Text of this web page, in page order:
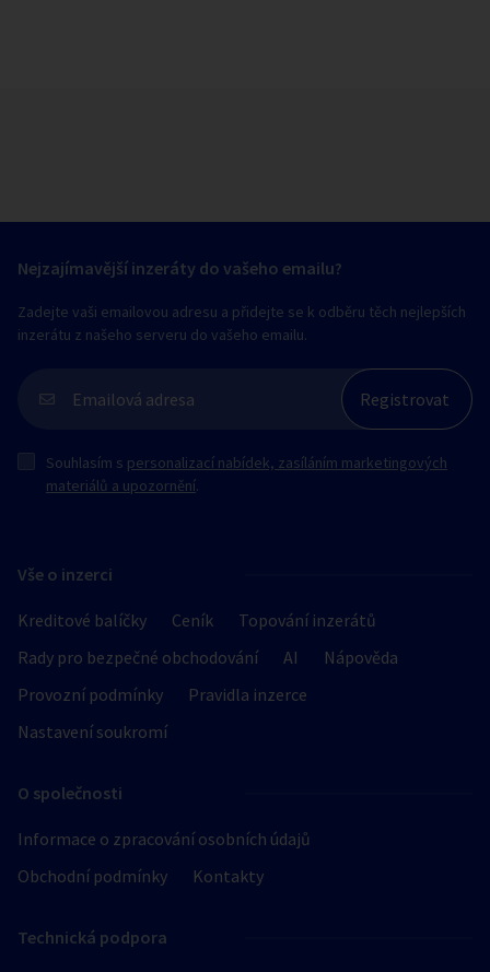
Vše o inzerci
Kreditové balíčky Ceník
Topování inzerátů
Rady pro bezpečné obchodování
AI
Nápověda
Provozní podmínky
Pravidla inzerce
Nastavení soukromí
O společnosti
Informace o zpracování osobních údajů
Obchodní podmínky
Kontakty
Technická podpora
Nejzajímavější inzeráty do vašeho emailu?
Zadejte vaši emailovou adresu a přidejte se k odběru těch nejlepších
inzerátu z našeho serveru do vašeho emailu.
Souhlasím s personalizací nabídek, zasíláním marketingových
materiálů a upozornění.